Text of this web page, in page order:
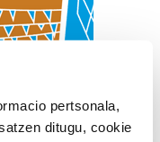
pertsonala,
ditugu, cookie